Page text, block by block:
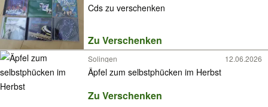
Cds zu verschenken
Zu Verschenken
Solingen 12.06.2026
Äpfel zum selbstphücken im Herbst
Zu Verschenken